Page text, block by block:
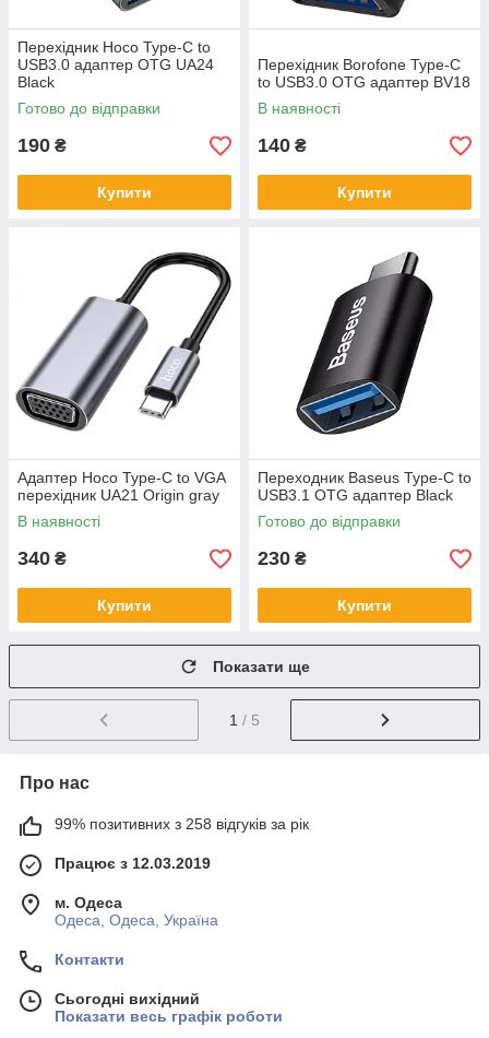
Перехідник Hoco Type-C to
USB3.0 адаптер OTG UA24
Black
Готово до відправки
190 ₴
Купити
Перехідник Borofone Type-C
to USB3.0 OTG адаптер BV18
В наявності
140 ₴
Купити
Адаптер Hoco Type-C to VGA
перехідник UA21 Origin gray
В наявності
340 ₴
Купити
Переходник Baseus Type-C to
USB3.1 OTG адаптер Black
Готово до відправки
230 ₴
Купити
Показати ще
1 / 5
Про нас
99% позитивних з 258 відгуків за рік
Працює з 12.03.2019
м. Одеса
Одеса, Одеса, Україна
Контакти
Сьогодні вихідний
Показати весь графік роботи